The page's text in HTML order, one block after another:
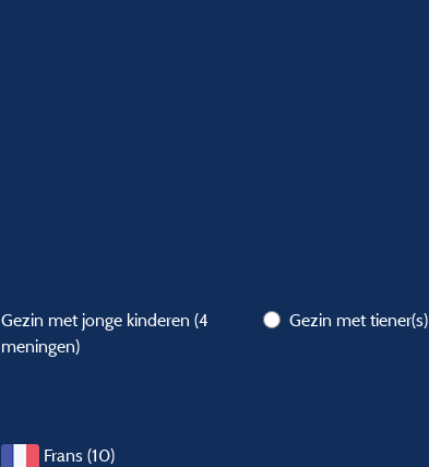
Gezin met jonge kinderen(4
meningen)
Gezin met tiener(s)
Frans (10)